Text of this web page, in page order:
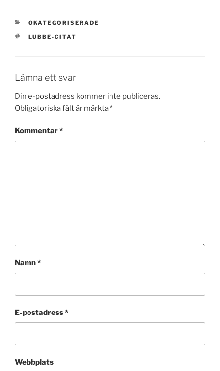
KATEGORIER
OKATEGORISERADE
TAGGAR
LUBBE-CITAT
Lämna ett svar
Din e-postadress kommer inte publiceras.
Obligatoriska fält är märkta*
Kommentar*
Namn*
E-postadress*
Webbplats